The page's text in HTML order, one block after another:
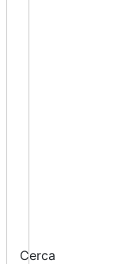
Cerca